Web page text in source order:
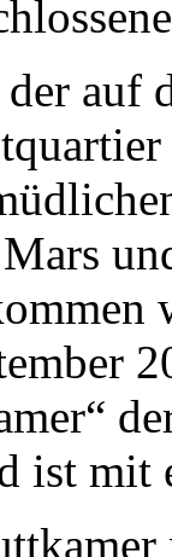
der auf
ist mit